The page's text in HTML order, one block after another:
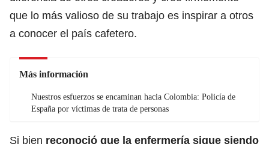
que lo más valioso de su trabajo es inspirar a otros
a conocer el país cafetero.
Más información
Nuestros esfuerzos se encaminan hacia Colombia: Policía de
España por víctimas de trata de personas
Si bien reconoció que la enfermería sigue siendo